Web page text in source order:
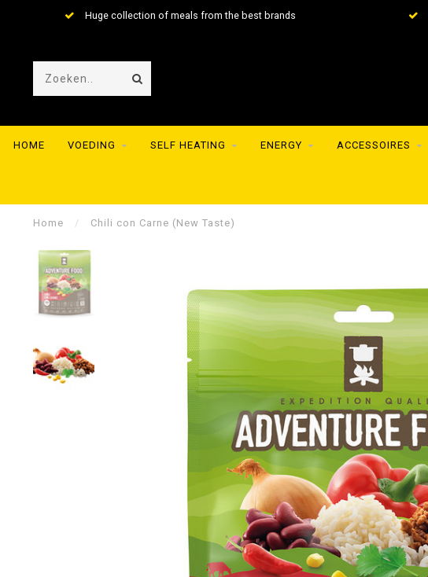
Huge collection of meals from the best brands
HOME VOEDING SELF HEATING ENERGY ACCESSOIRES
Home / Chili con Carne (New Taste)